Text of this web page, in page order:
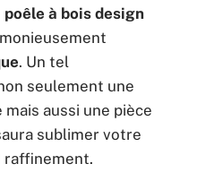
poêle à bois design
. Un tel
seulement une
aussi une pièce
sublimer votre
raffinement.